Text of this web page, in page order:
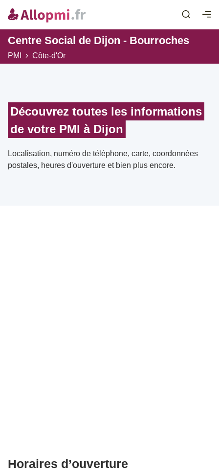
Centre Social de Dijon - Bourroches
PMI Côte-d'Or
Découvrez toutes les informations
de votre PMI à Dijon
Localisation, numéro de téléphone, carte, coordonnées
postales, heures d'ouverture et bien plus encore.
Horaires d’ouverture